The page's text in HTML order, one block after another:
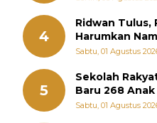
4
Ridwan Tulus,
Harumkan
Diabadikan
Sabtu, 01 Agustus
5
Sekolah
Baru 268
Memutus
Sabtu, 01 Agustus